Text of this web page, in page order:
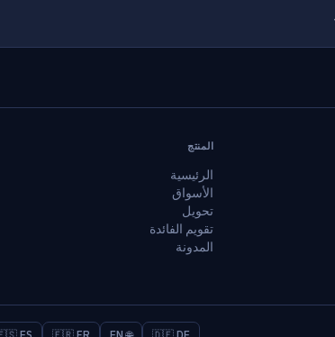
المنتج
الرئيسية
الأسواق
تحويل
تقويم الفائدة
المدونة